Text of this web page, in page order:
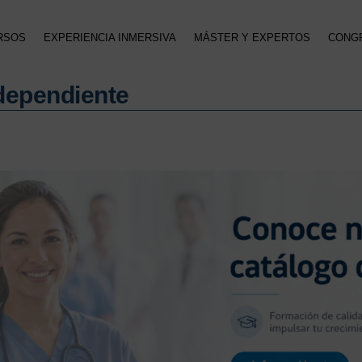
EXPERIENCIA INMERSIVA MÁSTER Y EXPERTOS